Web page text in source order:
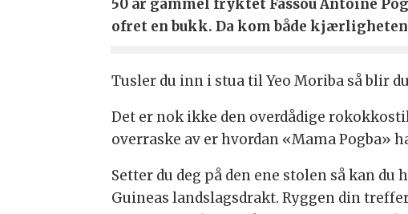
50 år gammel fryktet Fassou Antoine
ofret en bukk. Da kom både
Tusler du inn i stua til Yeo Moriba så blir
Det er nok ikke den overdådige
overraske av er hvordan «Mama Pogba»
Setter du deg på den ene stolen så kan
Guineas landslagsdrakt. Ryggen din